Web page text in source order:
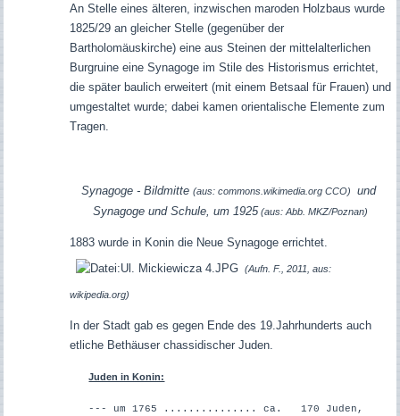
An Stelle eines älteren, inzwischen maroden Holzbaus wurde
1825/29 an gleicher Stelle (gegenüber der
Bartholomäuskirche) eine aus Steinen der mittelalterlichen
Burgruine eine Synagoge im Stile des Historismus errichtet,
die später baulich erweitert (mit einem Betsaal für Frauen) und
umgestaltet wurde; dabei kamen orientalische Elemente zum
Tragen.
Synagoge - Bildmitte(aus: commons.wikimedia.org CCO)
und
Synagoge und Schule, um 1925 (aus: Abb. MKZ/Poznan)
1883 wurde in Konin die Neue Synagoge errichtet.
(Aufn. F., 2011, aus:
wikipedia.org)
In der Stadt gab es gegen Ende des 19.Jahrhunderts auch
etliche Bethäuser chassidischer Juden.
Juden in Konin:
--- um 1765 ............... ca. 170 Juden,